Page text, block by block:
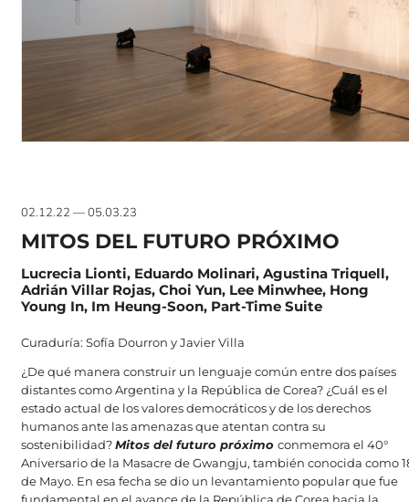
02.12.22 — 05.03.23
MITOS DEL FUTURO PRÓXIMO
Lucrecia Lionti, Eduardo Molinari, Agustina Triquell,
Adrián Villar Rojas, Choi Yun, Lee Minwhee, Hong
Young In, Im Heung-Soon, Part-Time Suite
Curaduría: Sofía Dourron y Javier Villa
¿De qué manera construir un lenguaje común entre dos países
distantes como Argentina y la República de Corea? ¿Cuál es el
estado actual de los valores democráticos y de los derechos
humanos ante las amenazas que atentan contra su
sostenibilidad?Mitos del futuro próximo conmemora el 40°
Aniversario de la Masacre de Gwangju, también conocida como
de Mayo. En esa fecha se dio un levantamiento popular que fue